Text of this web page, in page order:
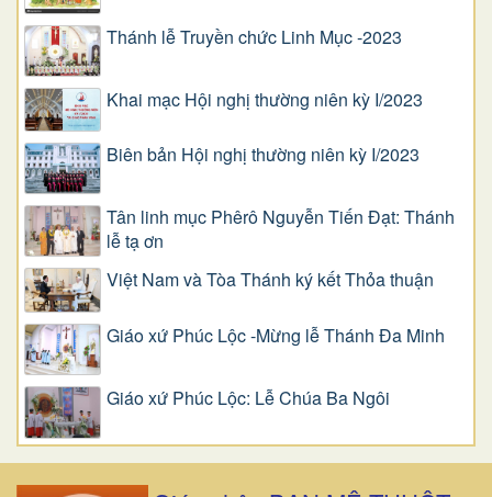
Thánh lễ Truyền chức Linh Mục -2023
Khai mạc Hội nghị thường niên kỳ I/2023
Biên bản Hội nghị thường niên kỳ I/2023
Tân linh mục Phêrô Nguyễn Tiến Đạt: Thánh
lễ tạ ơn
Việt Nam và Tòa Thánh ký kết Thỏa thuận
Giáo xứ Phúc Lộc -Mừng lễ Thánh Đa Minh
Giáo xứ Phúc Lộc: Lễ Chúa Ba Ngôi